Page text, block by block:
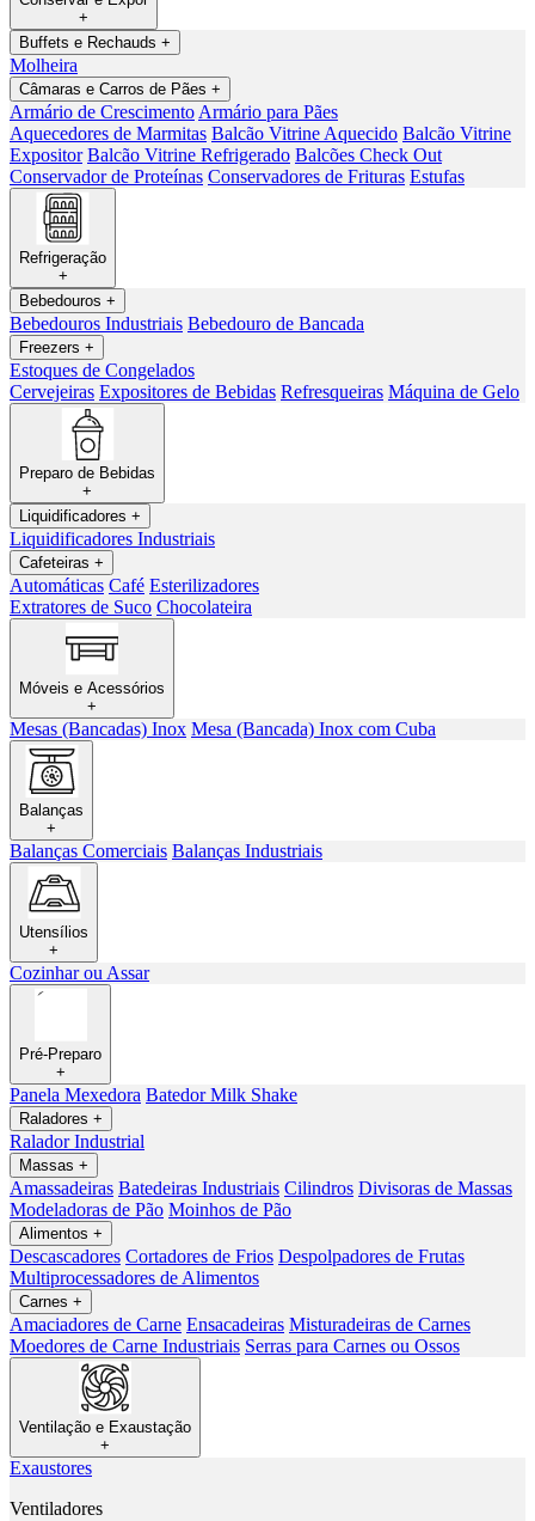
+
Buffets e Rechauds +
Molheira
Câmaras e Carros de Pães +
Armário de Crescimento Armário para Pães
Aquecedores de Marmitas Balcão Vitrine Aquecido Balcão Vitrine
Expositor Balcão Vitrine Refrigerado Balcões Check Out
Conservador de Proteínas Conservadores de Frituras Estufas
Refrigeração
+
Bebedouros +
Bebedouros Industriais Bebedouro de Bancada
Freezers +
Estoques de Congelados
Cervejeiras Expositores de Bebidas Refresqueiras Máquina de Gelo
Preparo de Bebidas
+
Liquidificadores +
Liquidificadores Industriais
Cafeteiras +
Automáticas Café Esterilizadores
Extratores de Suco Chocolateira
Móveis e Acessórios
+
Mesas (Bancadas) Inox Mesa (Bancada) Inox com Cuba
Balanças
+
Balanças Comerciais Balanças Industriais
Utensílios
+
Cozinhar ou Assar
Pré-Preparo
+
Panela Mexedora Batedor Milk Shake
Raladores +
Ralador Industrial
Massas +
Amassadeiras Batedeiras Industriais Cilindros Divisoras de Massas
Modeladoras de Pão Moinhos de Pão
Alimentos +
Descascadores Cortadores de Frios Despolpadores de Frutas
Multiprocessadores de Alimentos
Carnes +
Amaciadores de Carne Ensacadeiras Misturadeiras de Carnes
Moedores de Carne Industriais Serras para Carnes ou Ossos
Ventilação e Exaustação
+
Exaustores
Ventiladores